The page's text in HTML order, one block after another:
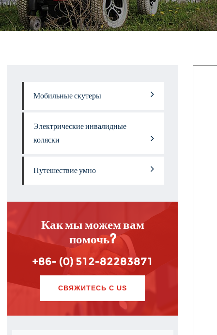
Мобильные скутеры
Электрические инвалидные
коляски
Путешествие умно
Как мы можем вам
помочь?
+86- (0) 512-82283871
СВЯЖИТЕСЬ С US